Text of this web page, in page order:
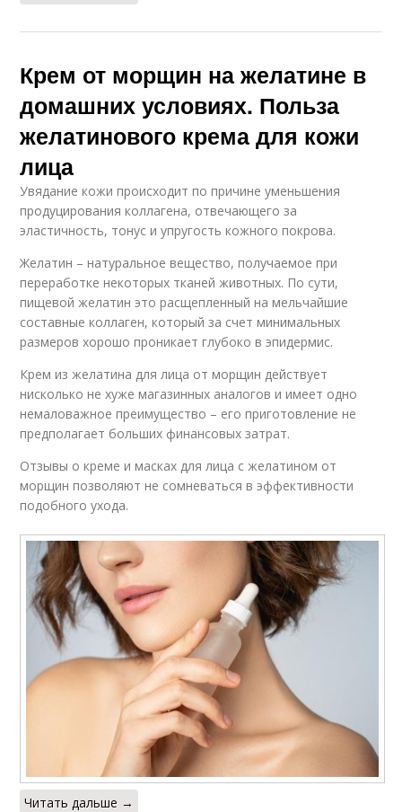
Крем от морщин на желатине в
домашних условиях. Польза
желатинового крема для кожи
лица
Увядание кожи происходит по причине уменьшения
продуцирования коллагена, отвечающего за
эластичность, тонус и упругость кожного покрова.
Желатин – натуральное вещество, получаемое при
переработке некоторых тканей животных. По сути,
пищевой желатин это расщепленный на мельчайшие
составные коллаген, который за счет минимальных
размеров хорошо проникает глубоко в эпидермис.
Крем из желатина для лица от морщин действует
нисколько не хуже магазинных аналогов и имеет одно
немаловажное преимущество – его приготовление не
предполагает больших финансовых затрат.
Отзывы о креме и масках для лица с желатином от
морщин позволяют не сомневаться в эффективности
подобного ухода.
Читать дальше →